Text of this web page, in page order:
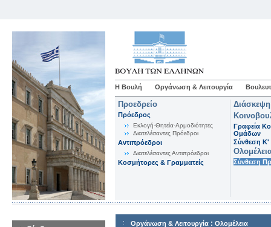
Η Βουλή Οργάνωση & Λειτουργία
Προεδρείο
Πρόεδρος
Εκλογή-Θητεία-Αρμοδιότητες
Διατελέσαντες Πρόεδροι
Αντιπρόεδροι
Διατελέσαντες Αντιπρόεδροι
Κοσμήτορες & Γραμματείς
Γραφεία
Ομάδων
Σύνθεση K'
Σύνθεση
Οργάνωση & Λειτουργία : Ολομέλεια